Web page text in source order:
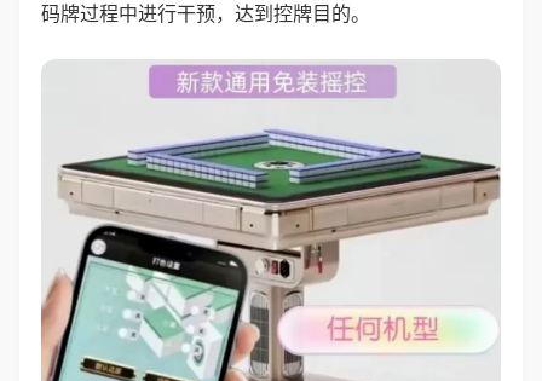
码牌过程中进行干预，达到控牌目的。